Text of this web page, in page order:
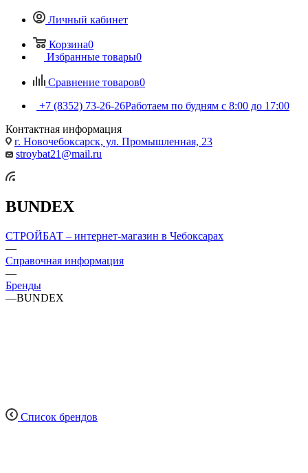
Личный кабинет
Корзина0
Избранные товары0
Сравнение товаров0
+7 (8352) 73-26-26Работаем по будням с 8:00 до 17:00
Контактная информация
г. Новочебоксарск, ул. Промышленная, 23
stroybat21@mail.ru
BUNDEX
СТРОЙБАТ – интернет-магазин в Чебоксарах
—
Справочная информация
—
Бренды
—BUNDEX
Список брендов